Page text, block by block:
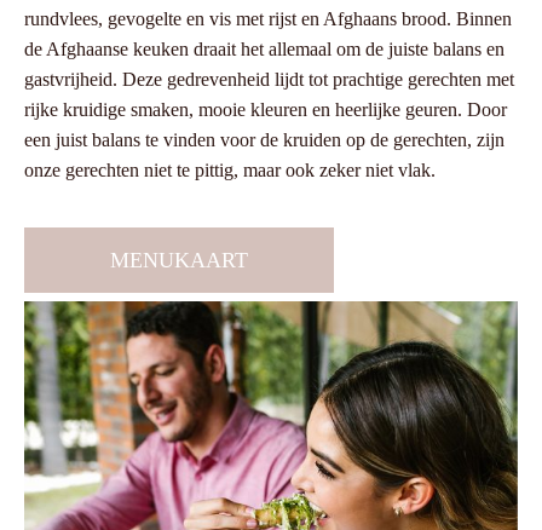
rundvlees, gevogelte en vis met rijst en Afghaans brood. Binnen
de Afghaanse keuken draait het allemaal om de juiste balans en
gastvrijheid. Deze gedrevenheid lijdt tot prachtige gerechten met
rijke kruidige smaken, mooie kleuren en heerlijke geuren. Door
een juist balans te vinden voor de kruiden op de gerechten, zijn
onze gerechten niet te pittig, maar ook zeker niet vlak.
MENUKAART